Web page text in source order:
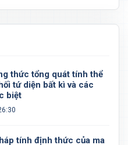
thức tổng quát tính thể
tứ diện bất kì và các
biệt
tính định thức của ma